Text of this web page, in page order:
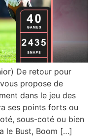
De retour pour
propose de
dans le jeu des
ses points forts ou
sous-coté ou bien
le Bust, Boom […]